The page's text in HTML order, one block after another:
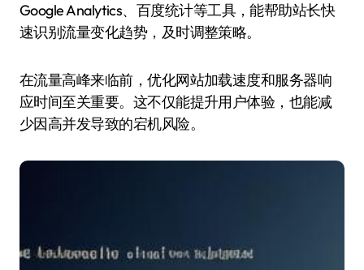
Google Analytics、百度统计等工具，能帮助站长快
速识别流量变化趋势，及时调整策略。
在流量高峰来临前，优化网站加载速度和服务器响
应时间至关重要。这不仅能提升用户体验，也能减
少因高并发导致的宕机风险。